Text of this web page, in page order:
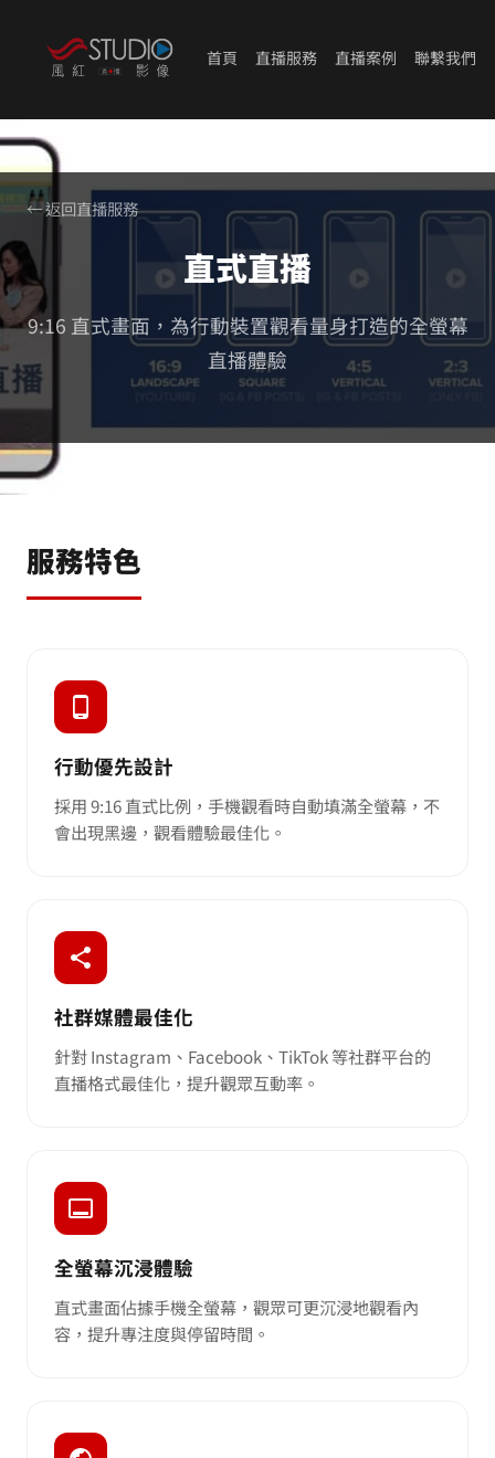
首頁 直播服務 直播案例 聯繫我們
← 返回直播服務
直式直播
9:16 直式畫面，為行動裝置觀看量身打造的全螢幕
直播體驗
服務特色
行動優先設計
採用 9:16 直式比例，手機觀看時自動填滿全螢幕，不
會出現黑邊，觀看體驗最佳化。
社群媒體最佳化
針對 Instagram、Facebook、TikTok 等社群平台的
直播格式最佳化，提升觀眾互動率。
全螢幕沉浸體驗
直式畫面佔據手機全螢幕，觀眾可更沉浸地觀看內
容，提升專注度與停留時間。